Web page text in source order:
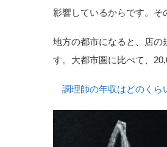
影響しているからです。そ
地方の都市になると、店の
す。大都市圏に比べて、
調理師の年収はどのくら